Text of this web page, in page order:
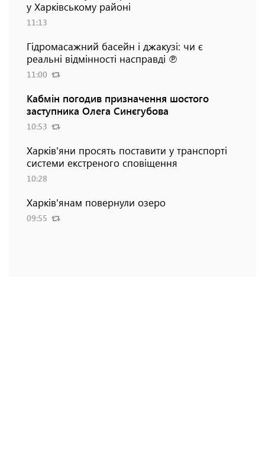
у Харківському районі
11:13
Гідромасажний басейн і джакузі: чи є
реальні відмінності насправді ℗
11:00
Кабмін погодив призначення шостого
заступника Олега Синєгубова
10:53
Харків'яни просять поставити у транспорті
системи екстреного сповіщення
10:28
Харків'янам повернули озеро
09:55